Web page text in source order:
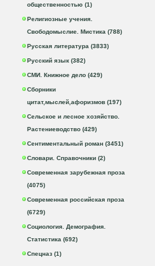
общественностью (1)
Религиозные учения.
Свободомыслие. Мистика (788)
Русская литература (3833)
Русский язык (382)
СМИ. Книжное дело (429)
Сборники
цитат,мыслей,афоризмов (197)
Сельское и лесное хозяйство.
Растениеводство (429)
Сентиментальный роман (3451)
Словари. Справочники (2)
Современная зарубежная проза
(4075)
Современная российская проза
(6729)
Социология. Демография.
Статистика (692)
Спецназ (1)